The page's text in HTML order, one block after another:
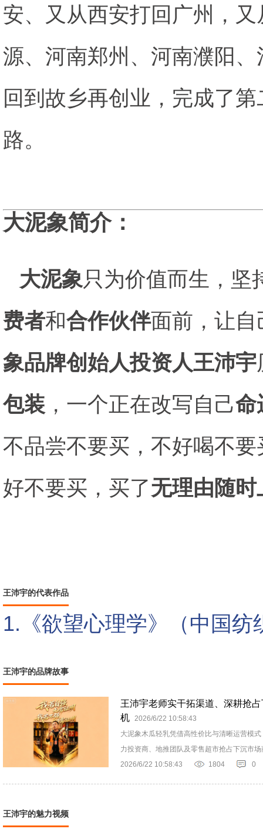
安、又从西安打回广州，
源、河南郑州、河南濮阳
回到故乡再创业，完成了
路。
大泥象简介：
大泥象只为价值而生，坚
费者和合作伙伴面前，让
象品牌创始人投资人王沛宇
包装 ，一个正在改写自己命
不品尝不要买，不好喝不
好不要买，买了无理由随时
王沛宇的代表作品
1.《欲望心理学》（中国
王沛宇的品牌故事
王沛宇老师实干拓渠道、深耕抢
机 2026/6/22 10:58:43
大泥象木瓜轻乳凭借高性价比与清晰运营模
力投资商、地推团队及零售超市抢占下沉市场
2026/6/22 10:58:43
1804 0
王沛宇的魅力视频